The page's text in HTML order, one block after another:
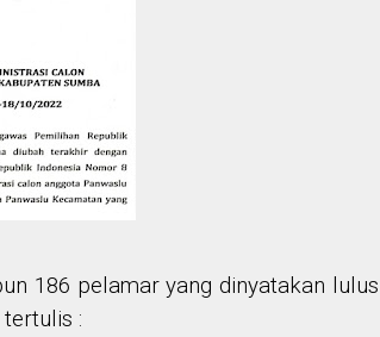
186 pelamar yang dinyatakan lulus
: